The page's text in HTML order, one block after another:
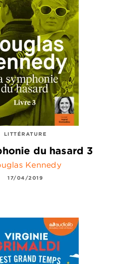
LITTÉRATURE
du hasard 3
Kennedy
17/04/2019